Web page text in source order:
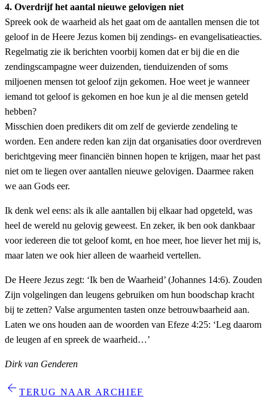
4. Overdrijf het aantal nieuwe gelovigen niet
Spreek ook de waarheid als het gaat om de aantallen mensen die tot
geloof in de Heere Jezus komen bij zendings- en evangelisatieacties.
Regelmatig zie ik berichten voorbij komen dat er bij die en die
zendingscampagne weer duizenden, tienduizenden of soms
miljoenen mensen tot geloof zijn gekomen. Hoe weet je wanneer
iemand tot geloof is gekomen en hoe kun je al die mensen geteld
hebben?
Misschien doen predikers dit om zelf de gevierde zendeling te
worden. Een andere reden kan zijn dat organisaties door overdreven
berichtgeving meer financiën binnen hopen te krijgen, maar het past
niet om te liegen over aantallen nieuwe gelovigen. Daarmee raken
we aan Gods eer.
Ik denk wel eens: als ik alle aantallen bij elkaar had opgeteld, was
heel de wereld nu gelovig geweest. En zeker, ik ben ook dankbaar
voor iedereen die tot geloof komt, en hoe meer, hoe liever het mij is,
maar laten we ook hier alleen de waarheid vertellen.
De Heere Jezus zegt: ‘Ik ben de Waarheid’ (Johannes 14:6). Zouden
Zijn volgelingen dan leugens gebruiken om hun boodschap kracht
bij te zetten? Valse argumenten tasten onze betrouwbaarheid aan.
Laten we ons houden aan de woorden van Efeze 4:25: ‘Leg daarom
de leugen af en spreek de waarheid…’
Dirk van Genderen
arrow_back TERUG NAAR ARCHIEF